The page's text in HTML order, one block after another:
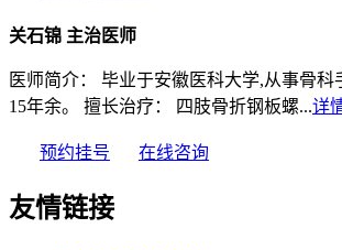
关石锦 主治医师
医师简介： 毕业于安徽医科大学,从事骨科
15年余。 擅长治疗： 四肢骨折钢板螺...详
预约挂号 在线咨询
友情链接